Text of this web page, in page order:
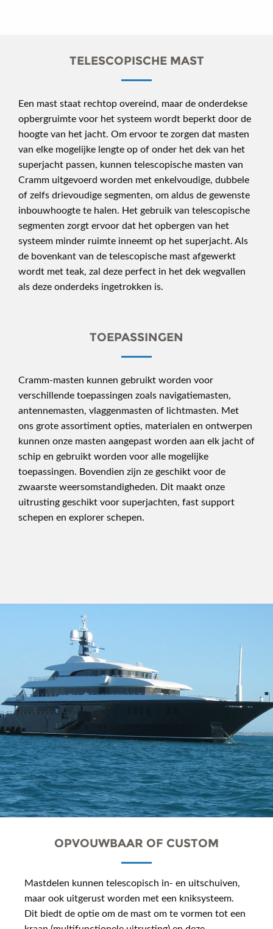
TELESCOPISCHE MAST
Een mast staat rechtop overeind, maar de onderdekse
opbergruimte voor het systeem wordt beperkt door de
hoogte van het jacht. Om ervoor te zorgen dat masten
van elke mogelijke lengte op of onder het dek van het
superjacht passen, kunnen telescopische masten van
Cramm uitgevoerd worden met enkelvoudige, dubbele
of zelfs drievoudige segmenten, om aldus de gewenste
inbouwhoogte te halen. Het gebruik van telescopische
segmenten zorgt ervoor dat het opbergen van het
systeem minder ruimte inneemt op het superjacht. Als
de bovenkant van de telescopische mast afgewerkt
wordt met teak, zal deze perfect in het dek wegvallen
als deze onderdeks ingetrokken is.
TOEPASSINGEN
Cramm-masten kunnen gebruikt worden voor
verschillende toepassingen zoals navigatiemasten,
antennemasten, vlaggenmasten of lichtmasten. Met
ons grote assortiment opties, materialen en ontwerpen
kunnen onze masten aangepast worden aan elk jacht of
schip en gebruikt worden voor alle mogelijke
toepassingen. Bovendien zijn ze geschikt voor de
zwaarste weersomstandigheden. Dit maakt onze
uitrusting geschikt voor superjachten, fast support
schepen en explorer schepen.
OPVOUWBAAR OF CUSTOM
Mastdelen kunnen telescopisch in- en uitschuiven,
maar ook uitgerust worden met een kniksysteem.
Dit biedt de optie om de mast om te vormen tot een